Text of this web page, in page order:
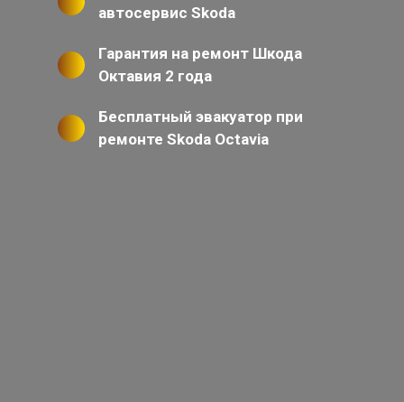
автосервис Skoda
Гарантия на ремонт Шкода
Октавия 2 года
Бесплатный эвакуатор при
ремонте Skoda Octavia